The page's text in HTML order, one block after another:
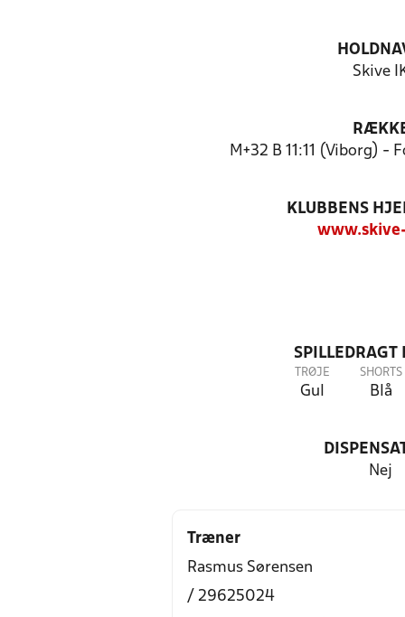
Skive
M+32 B 11:11 (Viborg) -
KLUBBENS
SPILLEDRAGT
TRØJE
Gul
SHORTS
Blå
Nej
Træner
Rasmus Sørensen
/ 29625024